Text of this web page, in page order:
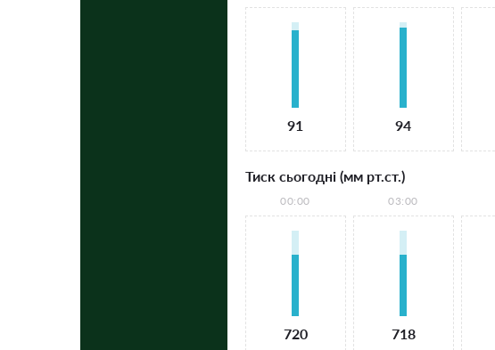
91 94
Тиск сьогодні (мм рт.ст.)
00:00
720
03:00
718